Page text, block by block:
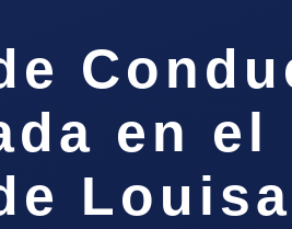
en el